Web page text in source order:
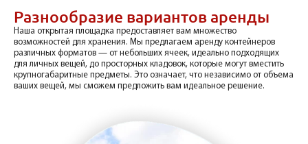
Разнообразие вариантов аренды
Наша открытая площадка предоставляет вам множество
возможностей для хранения. Мы предлагаем аренду контейнеров
различных форматов — от небольших ячеек, идеально подходящих
для личных вещей, до просторных кладовок, которые могут вместить
крупногабаритные предметы. Это означает, что независимо от объема
ваших вещей, мы сможем предложить вам идеальное решение.